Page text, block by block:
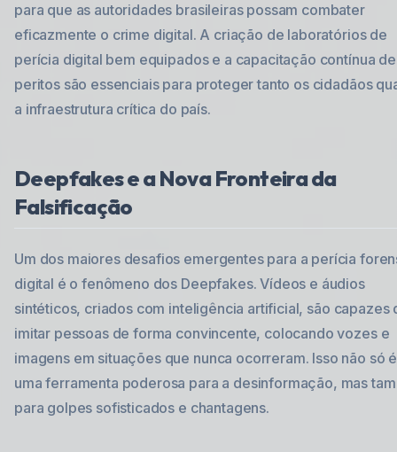
para que as autoridades brasileiras possam combater
eficazmente o crime digital. A criação de laboratórios de
perícia digital bem equipados e a capacitação contínua de
peritos são essenciais para proteger tanto os cidadãos
a infraestrutura crítica do país.
Deepfakes e a Nova Fronteira da
Falsificação
Um dos maiores desafios emergentes para a perícia
digital é o fenômeno dos Deepfakes. Vídeos e áudios
sintéticos, criados com inteligência artificial, são capazes
imitar pessoas de forma convincente, colocando vozes e
imagens em situações que nunca ocorreram. Isso não só é
uma ferramenta poderosa para a desinformação, mas
para golpes sofisticados e chantagens.